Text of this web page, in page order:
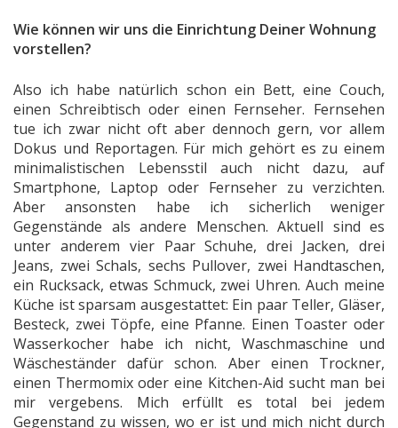
Wie können wir uns die Einrichtung Deiner Wohnung
vorstellen?
Also ich habe natürlich schon ein Bett, eine Couch,
einen Schreibtisch oder einen Fernseher. Fernsehen
tue ich zwar nicht oft aber dennoch gern, vor allem
Dokus und Reportagen. Für mich gehört es zu einem
minimalistischen Lebensstil auch nicht dazu, auf
Smartphone, Laptop oder Fernseher zu verzichten.
Aber ansonsten habe ich sicherlich weniger
Gegenstände als andere Menschen. Aktuell sind es
unter anderem vier Paar Schuhe, drei Jacken, drei
Jeans, zwei Schals, sechs Pullover, zwei Handtaschen,
ein Rucksack, etwas Schmuck, zwei Uhren. Auch meine
Küche ist sparsam ausgestattet: Ein paar Teller, Gläser,
Besteck, zwei Töpfe, eine Pfanne. Einen Toaster oder
Wasserkocher habe ich nicht, Waschmaschine und
Wäscheständer dafür schon. Aber einen Trockner,
einen Thermomix oder eine Kitchen-Aid sucht man bei
mir vergebens. Mich erfüllt es total bei jedem
Gegenstand zu wissen, wo er ist und mich nicht durch